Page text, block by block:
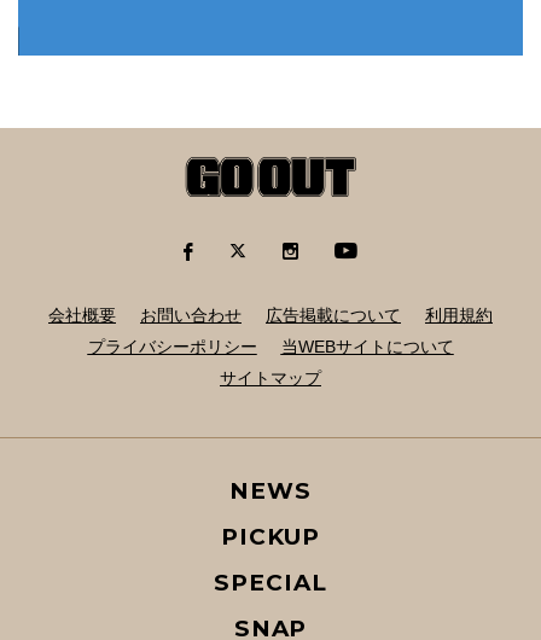
会社概要 お問い合わせ 広告掲載について
利用規約
プライバシーポリシー
当WEBサイトについて
サイトマップ
NEWS
PICKUP
SPECIAL
SNAP